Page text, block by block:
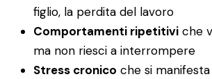
figlio, la perdita del lavoro
Comportamenti ripetitivi che
ma non riesci a interrompere
Stress cronico che si